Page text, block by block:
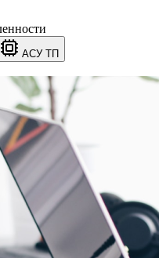
АСУ ТП